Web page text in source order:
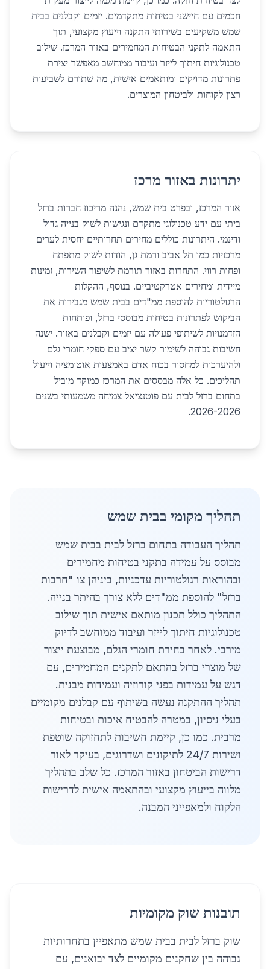
חכמים עם חיישני בטיחות מתקדמים. יזמים וקבלנים בבית
שמש משקיעים בשירותי התקנה וייעוץ מקצועי, תוך
התאמה לתקני הבטיחות המחמירים באזור המרכז. שילוב
טכנולוגיות חיתוך לייזר ועיבוד ממוחשב מאפשר יצירת
פתרונות מדויקים ומותאמים אישית, מה שתורם לשביעות
רצון לקוחות ולביטחון המוצרים.
יתרונות באזור מרכז
אזור המרכז, ובפרט בית שמש, נהנה מריכוז חברות ברזל
ביתי עם ידע טכנולוגי מתקדם ונגישות לשוק בנייה גדול
ודינמי. היתרונות כוללים מחירים תחרותיים יחסית לערים
מרכזיות כמו תל אביב ורמת גן, הודות לשוק מתפתח
ופחות רווי. התחרות באזור תורמת לשיפור השירות, זמינות
מיידית ומחירים אטרקטיביים. בנוסף, ההקלות
הרגולטוריות להוספת ממ"דים בבית שמש מגבירות את
הביקוש לפתרונות בטיחות מבוססי ברזל, ופותחות
הזדמנויות לשיתופי פעולה עם יזמים וקבלנים באזור. ישנה
חשיבות גבוהה לשימור קשר יציב עם ספקי חומרי גלם
ולהיערכות למחסור בכוח אדם באמצעות אוטומציה וייעול
תהליכים. כל אלה מבססים את המרכז כמוקד מוביל
בתחום ברזל לבית עם פוטנציאל צמיחה משמעותי בשנים
2026-2026.
תהליך מקומי בבית שמש
תהליך העבודה בתחום ברזל לבית בבית שמש
מבוסס על עמידה בתקני בטיחות מחמירים
ובהוראות רגולטוריות עדכניות, ביניהן צו "חרבות
ברזל" להוספת ממ"דים ללא צורך בהיתר בנייה.
התהליך כולל תכנון מותאם אישית תוך שילוב
טכנולוגיות חיתוך לייזר ועיבוד ממוחשב לדיוק
מירבי. לאחר בחירת חומרי הגלם, מבוצעת ייצור
של מוצרי ברזל בהתאם לתקנים המחמירים, עם
דגש על עמידות בפני קורוזיה ועמידות מבנית.
תהליך ההתקנה נעשה בשיתוף עם קבלנים מקומיים
בעלי ניסיון, במטרה להבטיח איכות ובטיחות
מרבית. כמו כן, קיימת חשיבות לתחזוקה שוטפת
ושירות 24/7 לתיקונים ושדרוגים, בעיקר לאור
דרישות הביטחון באזור המרכז. כל שלב בתהליך
מלווה בייעוץ מקצועי ובהתאמה אישית לדרישות
הלקוח ולמאפייני המבנה.
תובנות שוק מקומיות
שוק ברזל לבית בבית שמש מתאפיין בתחרותיות
גבוהה בין שחקנים מקומיים לצד יבואנים, עם